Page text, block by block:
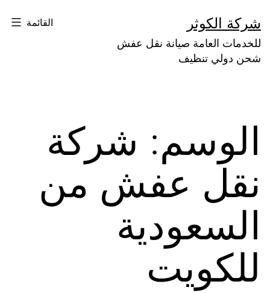
إلى
المحتوى
شركة الكوثر
للخدمات العامة صيانة نقل عفش
شحن دولي تنظيف
القائمة
الوسم: شركة
نقل عفش من
السعودية
للكويت